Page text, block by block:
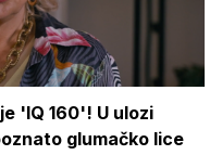
'IQ 160'! U ulozi
glumačko lice